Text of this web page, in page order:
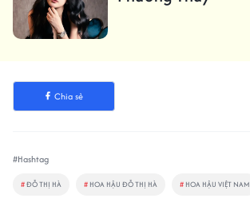
Chia sẻ
#Hashtag
#ĐỖ THỊ HÀ # HOA HẬU ĐỖ THỊ HÀ # HOA HẬU VIỆT NAM